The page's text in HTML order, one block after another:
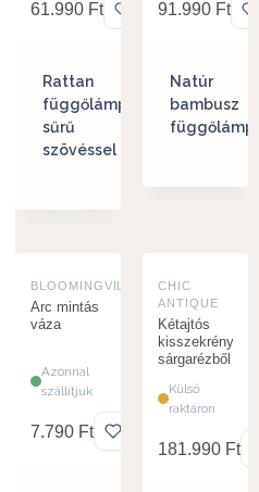
61.990 Ft
Rattan
függőlámpa
sűrű
szövéssel
91.990 Ft
Natúr
bambusz
BLOOMINGVILLE
Arc mintás
váza
Azonnal
szállítjuk
7.790 Ft
CHIC
ANTIQUE
Kétajtós
kisszekrény
sárgarézből
Külső
raktáron
181.990 Ft